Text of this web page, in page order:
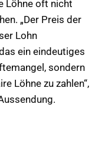
Löhne oft nicht
„Der Preis der
Lohn
ein eindeutiges
sondern
Löhne zu zahlen“,